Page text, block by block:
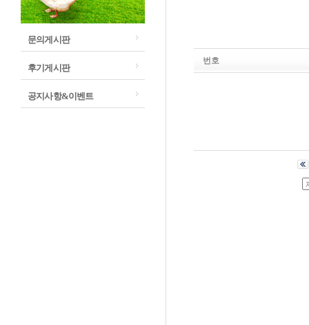
문의게시판
후기게시판
공지사항&이벤트
번호